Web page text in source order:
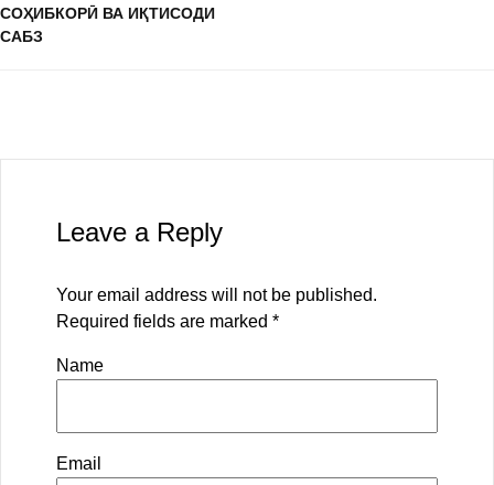
СОҲИБКОРӢ ВА ИҚТИСОДИ
САБЗ
Leave a Reply
Your email address will not be published.
Required fields are marked *
Name
Email